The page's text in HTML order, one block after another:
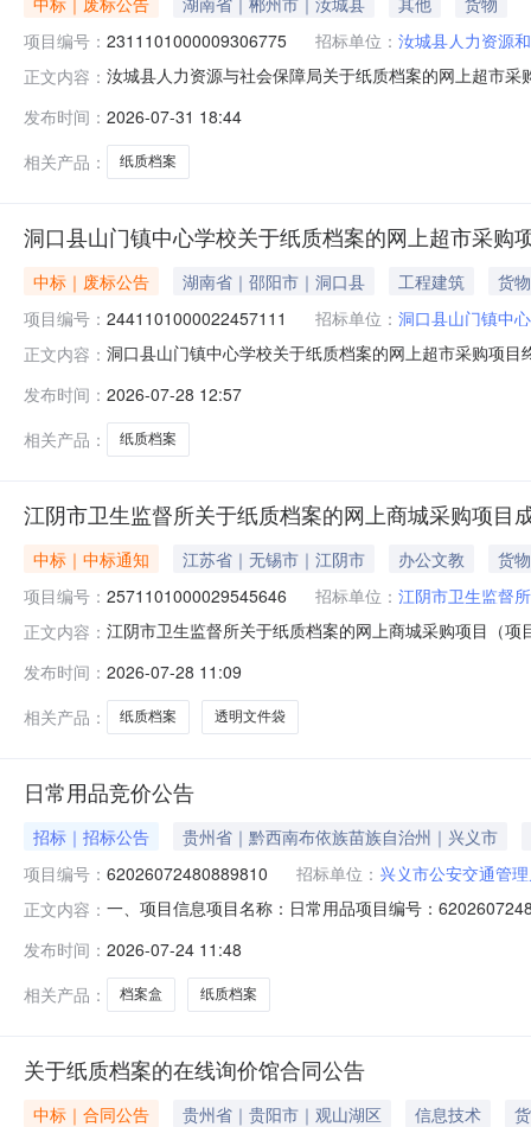
项目编号： 2311101000009306775 招标单位： 汝城县人力资源
正文内容： 汝城县人力资源与社会保障局关于纸质档案的网上超市
充说明:重复下单需取消定单八、其他事项：https://
发布时间： 2026-07-31 18:44
相关产品：
纸质档案
洞口县山门镇中心学校关于纸质档案的网上超市采购
中标｜废标公告 湖南省｜邵阳市｜洞口县 工程建筑
货物
项目编号： 2441101000022457111 招标单位： 洞口县山门镇中
正文内容： 洞口县山门镇中心学校关于纸质档案的网上超市采购项
八、其他事项：https://hunan.zcygov.cn
发布时间： 2026-07-28 12:57
相关产品：
纸质档案
江阴市卫生监督所关于纸质档案的网上商城采购项目
中标｜中标通知 江苏省｜无锡市｜江阴市 办公文教
货物
项目编号： 2571101000029545646 招标单位： 江阴市卫生监督所
正文内容： 江阴市卫生监督所关于纸质档案的网上商城采购项目（
码:320281项目所在行政区划名称:江苏省无锡市江阴市
发布时间： 2026-07-28 11:09
相关产品：
纸质档案 透明文件袋
日常用品竞价公告
招标｜招标公告
贵州省｜黔西南布依族苗族自治州｜兴义市
项目编号： 62026072480889810 招标单位： 兴义市公安交通管
正文内容： 一、项目信息项目名称：日常用品项目编号：
需求描述:1、商家同意垫付货款，不得催要货款，打款
发布时间： 2026-07-24 11:48
相关产品：
档案盒 纸质档案
关于纸质档案的在线询价馆合同公告
中标｜合同公告 贵州省｜贵阳市｜观山湖区 信息技术